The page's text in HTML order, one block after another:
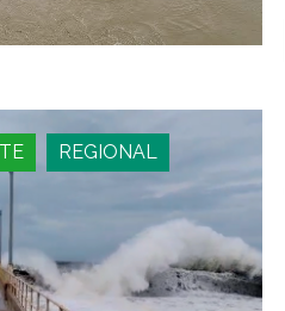
REGIONAL